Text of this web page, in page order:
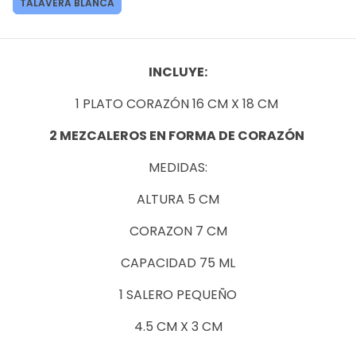
TALAVERA BLANCA
INCLUYE:
1 PLATO CORAZÓN16 CM X 18 CM
2 MEZCALEROS EN FORMA DE CORAZÓN
MEDIDAS:
ALTURA 5 CM
CORAZON 7 CM
CAPACIDAD 75 ML
1 SALERO PEQUEÑO
4.5 CM X 3 CM